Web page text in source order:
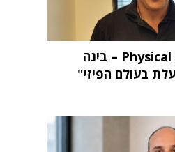
"העתיד הוא Physical AI – בינה
בעולם הפיזי"